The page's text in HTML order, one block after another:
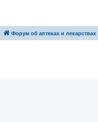
Форум об аптеках и лекарствах